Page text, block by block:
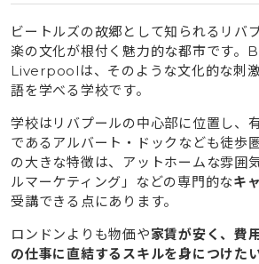
ビートルズの故郷として知られるリバ
楽の文化が根付く魅力的な都市です
Liverpoolは、そのような文化的な刺
語を学べる学校です。
学校はリバプールの中心部に位置し、
であるアルバート・ドックなども徒歩
の大きな特徴は、アットホームな雰囲
ルマーケティング」などの専門的なキ
受講できる点にあります。
ロンドンよりも物価や家賃が安く、費
の仕事に直結するスキルを身につけた